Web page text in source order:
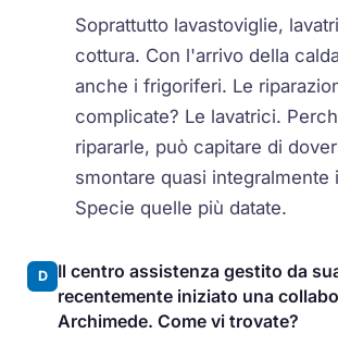
Soprattutto lavastoviglie,
cottura. Con l'arrivo della
anche i frigoriferi. Le
complicate? Le lavatrici.
ripararle, può capitare di
smontare quasi integralmente
Specie quelle più datate.
D
Il centro assistenza gestito da
recentemente iniziato una
Archimede. Come vi trovate?